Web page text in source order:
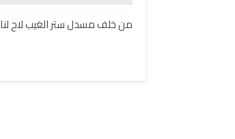
من خلف مسدل ستر الغيب لاح لنا